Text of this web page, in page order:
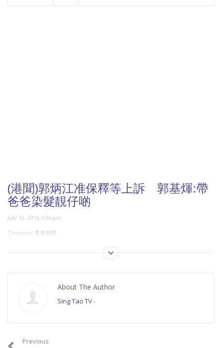
(港聞)郭炳江准保釋等上訴 郭基煇:帶
爸爸染髮靚仔啲
July 12, 2016 5:36 pm
Category: 香港新聞
About The Author
Sing Tao TV-
Previous